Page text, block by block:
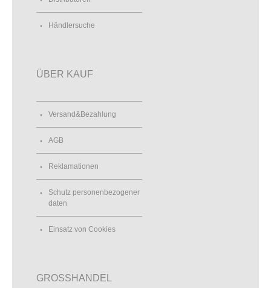
Händlersuche
ÜBER KAUF
Versand&Bezahlung
AGB
Reklamationen
Schutz personenbezogener
daten
Einsatz von Cookies
GROSSHANDEL